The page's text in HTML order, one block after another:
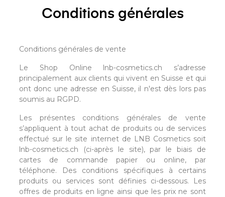
Conditions générales
Conditions générales de vente
Le Shop Online lnb-cosmetics.ch s’adresse
principalement aux clients qui vivent en Suisse et qui
ont donc une adresse en Suisse, il n'est dès lors pas
soumis au RGPD.
Les présentes conditions générales de vente
s’appliquent à tout achat de produits ou de services
effectué sur le site internet de LNB Cosmetics soit
lnb-cosmetics.ch (ci-après le site), par le biais de
cartes de commande papier ou online, par
téléphone. Des conditions spécifiques à certains
produits ou services sont définies ci-dessous. Les
offres de produits en ligne ainsi que les prix ne sont